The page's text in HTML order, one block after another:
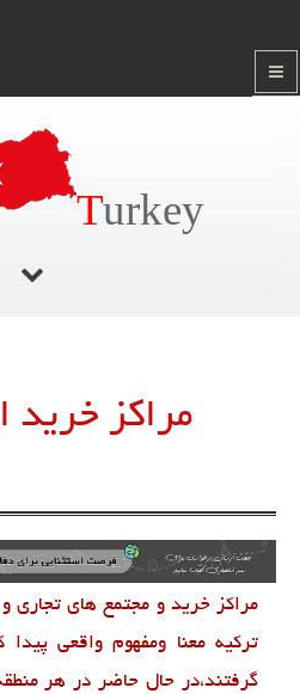
Turkey
مراکز خرید
ترکیه معنا ومفهوم واقعی
گرفتند،در حال حاضر در هر